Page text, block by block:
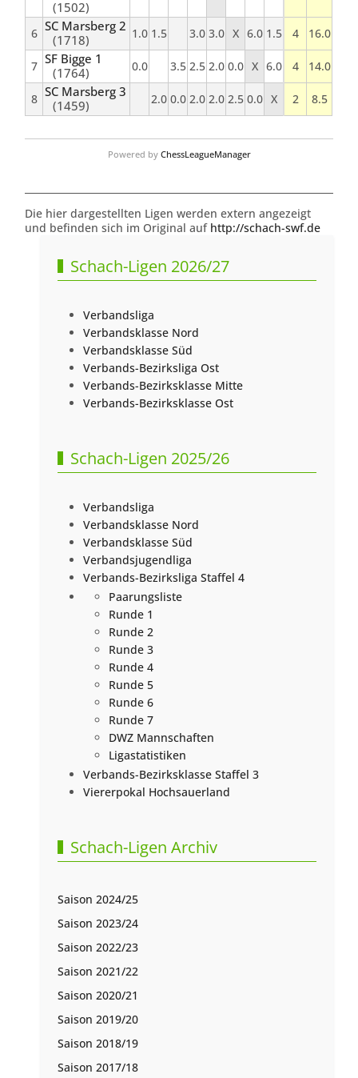
(1502)
6 SC Marsberg 2
(1718)
1.0 1.5 3.0 3.0 X 6.0 1.5 4 16.0
7 SF Bigge 1
(1764)
0.0 3.5 2.5 2.0 0.0 X 6.0 4 14.0
8 SC Marsberg 3
(1459)
2.0 0.0 2.0 2.0 2.5 0.0 X 2 8.5
Powered by ChessLeagueManager
Die hier dargestellten Ligen werden extern angezeigt
und befinden sich im Original auf http://schach-swf.de
Schach-Ligen 2026/27
Verbandsliga
Verbandsklasse Nord
Verbandsklasse Süd
Verbands-Bezirksliga Ost
Verbands-Bezirksklasse Mitte
Verbands-Bezirksklasse Ost
Schach-Ligen 2025/26
Verbandsliga
Verbandsklasse Nord
Verbandsklasse Süd
Verbandsjugendliga
Verbands-Bezirksliga Staffel 4
Paarungsliste
Runde 1
Runde 2
Runde 3
Runde 4
Runde 5
Runde 6
Runde 7
DWZ Mannschaften
Ligastatistiken
Verbands-Bezirksklasse Staffel 3
Viererpokal Hochsauerland
Schach-Ligen Archiv
Saison 2024/25
Saison 2023/24
Saison 2022/23
Saison 2021/22
Saison 2020/21
Saison 2019/20
Saison 2018/19
Saison 2017/18